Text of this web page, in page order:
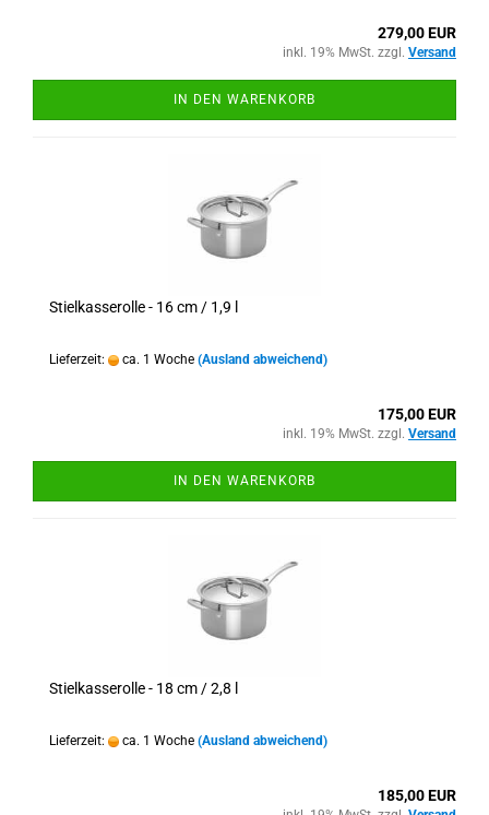
279,00 EUR
inkl. 19% MwSt. zzgl. Versand
IN DEN WARENKORB
Stielkasserolle - 16 cm / 1,9 l
Lieferzeit: ca. 1 Woche (Ausland abweichend)
175,00 EUR
inkl. 19% MwSt. zzgl. Versand
IN DEN WARENKORB
Stielkasserolle - 18 cm / 2,8 l
Lieferzeit: ca. 1 Woche (Ausland abweichend)
185,00 EUR